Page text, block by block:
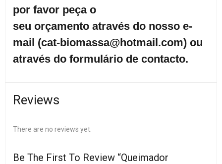
por favor peça o
seu orçamento através do nosso e-
mail (cat-biomassa@hotmail.com) ou
através do formulário de contacto.
Reviews
There are no reviews yet.
Be The First To Review “Queimador